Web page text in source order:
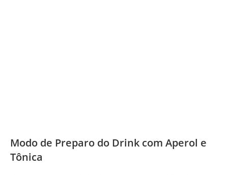
Modo de Preparo do Drink com Aperol e
Tônica